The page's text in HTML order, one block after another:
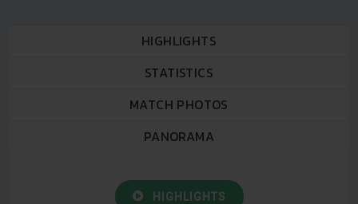
HIGHLIGHTS
STATISTICS
MATCH PHOTOS
PANORAMA
HIGHLIGHTS